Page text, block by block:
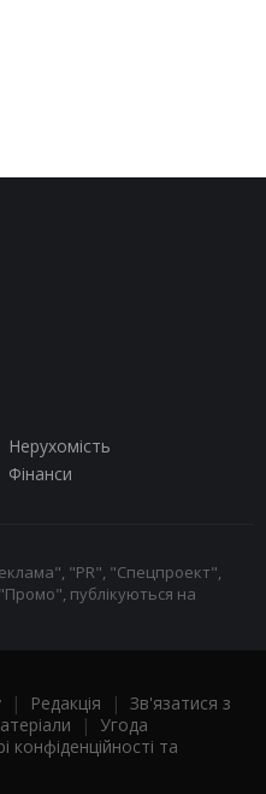
Нерухомість
Фінанси
"PR", "Спецпроект",
публікуються на
| Редакція | Зв'язатися з
| Угода
конфіденційності та